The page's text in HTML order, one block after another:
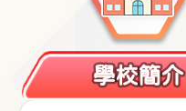
學校簡介